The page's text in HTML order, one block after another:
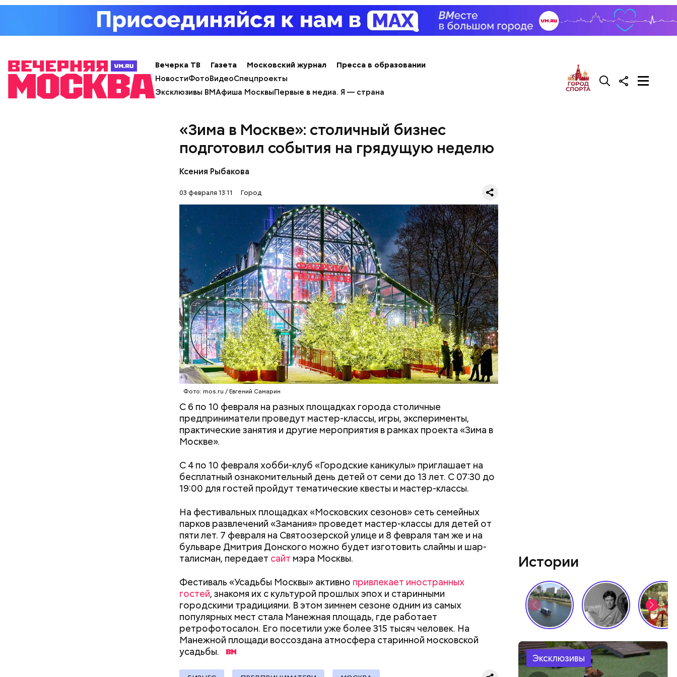
Вечерка ТВ Газета Московский журнал
Пресса в образовании
НовостиФотоВидеоСпецпроекты
Эксклюзивы ВМАфиша МосквыПервые в медиа. Я — страна
«Зима в Москве»: столичный бизнес
подготовил события на грядущую неделю
Ксения Рыбакова
03 февраля 13:11 Город
Фото: mos.ru / Евгений Самарин
С 6 по 10 февраля на разных площадках города столичные
предприниматели проведут мастер-классы, игры, эксперименты,
практические занятия и другие мероприятия в рамках проекта «Зима в
Москве».
С 4 по 10 февраля хобби-клуб «Городские каникулы» приглашает на
бесплатный ознакомительный день детей от семи до 13 лет. С 07:30 до
19:00 для гостей пройдут тематические квесты и мастер-классы.
На фестивальных площадках «Московских сезонов» сеть семейных
парков развлечений «Замания» проведет мастер-классы для детей от
пяти лет. 7 февраля на Святоозерской улице и 8 февраля там же и на
бульваре Дмитрия Донского можно будет изготовить слаймы и шар-
талисман, передает сайт мэра Москвы.
Фестиваль «Усадьбы Москвы» активно привлекает иностранных
гостей, знакомя их с культурой прошлых эпох и старинными
городскими традициями. В этом зимнем сезоне одним из самых
популярных мест стала Манежная площадь, где работает
ретрофотосалон. Его посетили уже более 315 тысяч человек. На
Манежной площади воссоздана атмосфера старинной московской
усадьбы.
Долгое время на территории этой промзоны преобладали
промышленные предприятия, но теперь в районе строят новую жилую,
активность. Так, в программу реновации здесь вошли 13 домов. Всего в
Архитектурные решения для делового комплекса разработало бюро
Ariada. Его высота составит 45 этажей — с 32-го по 43-й уровень будут
расположены панорамные террасы. На первом этаже трехэтажного
стилобата разместятся вестибюли, магазины и рестораны. Кроме
того, в бизнес-центре предусмотрен паркинг.
Для отделки фасада и цоколя специалисты используют стеклянные и
металлические панели в сочетании с решетками в технических зонах.
Для остекления предусмотрены энергосберегающие двухкамерные
стеклопакеты.
Истории
Эксклюзивы